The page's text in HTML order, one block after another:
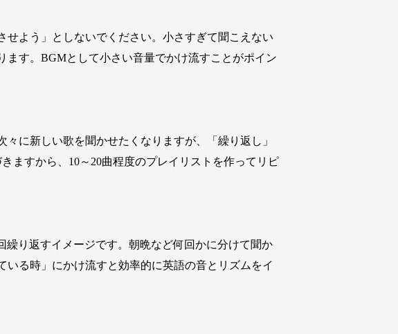
よう」としないでください。小さすぎて聞こえない
す。BGMとして小さい音量でかけ流すことがポイン
に新しい歌を聞かせたくなりますが、「繰り返し」
ますから、10～20曲程度のプレイリストを作ってリピ
り返すイメージです。朝晩など何回かに分けて聞か
る時」にかけ流すと効率的に英語の音とリズムをイ